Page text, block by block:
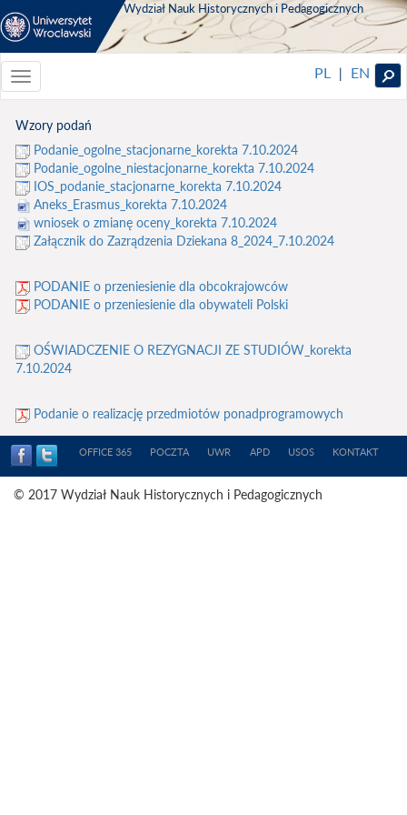
Wydział Nauk Historycznych i Pedagogicznych
Toggle
navigationToggle
PL | EN
Wzory podań
Podanie_ogolne_stacjonarne_korekta 7.10.2024
Podanie_ogolne_niestacjonarne_korekta 7.10.2024
IOS_podanie_stacjonarne_korekta 7.10.2024
Aneks_Erasmus_korekta 7.10.2024
wniosek o zmianę oceny_korekta 7.10.2024
Załącznik do Zazrądzenia Dziekana 8_2024_7.10.2024
PODANIE o przeniesienie dla obcokrajowców
PODANIE o przeniesienie dla obywateli Polski
OŚWIADCZENIE O REZYGNACJI ZE STUDIÓW_korekta
7.10.2024
Podanie o realizację przedmiotów ponadprogramowych
OFFICE 365 POCZTA UWR APD USOS KONTAKT
© 2017 Wydział Nauk Historycznych i Pedagogicznych